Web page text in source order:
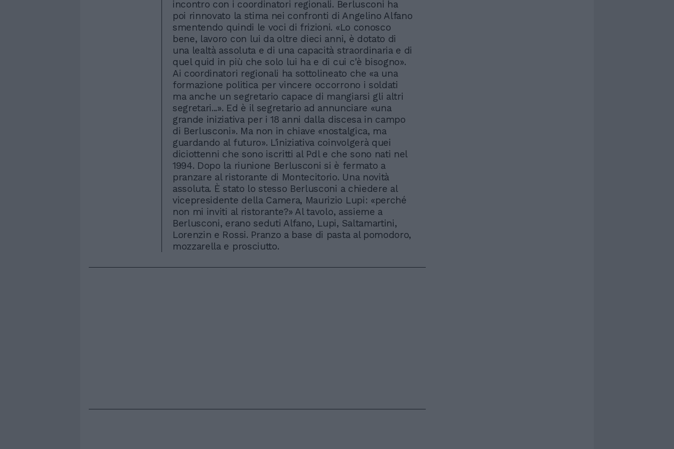
incontro con i coordinatori regionali. Berlusconi ha
poi rinnovato la stima nei confronti di Angelino Alfano
smentendo quindi le voci di frizioni. «Lo conosco
bene, lavoro con lui da oltre dieci anni, è dotato di
una lealtà assoluta e di una capacità straordinaria e di
quel quid in più che solo lui ha e di cui c'è bisogno».
Ai coordinatori regionali ha sottolineato che «a una
formazione politica per vincere occorrono i soldati
ma anche un segretario capace di mangiarsi gli altri
segretari...». Ed è il segretario ad annunciare «una
grande iniziativa per i 18 anni dalla discesa in campo
di Berlusconi». Ma non in chiave «nostalgica, ma
guardando al futuro». L'iniziativa coinvolgerà quei
diciottenni che sono iscritti al Pdl e che sono nati nel
1994. Dopo la riunione Berlusconi si è fermato a
pranzare al ristorante di Montecitorio. Una novità
assoluta. È stato lo stesso Berlusconi a chiedere al
vicepresidente della Camera, Maurizio Lupi: «perché
non mi inviti al ristorante?» Al tavolo, assieme a
Berlusconi, erano seduti Alfano, Lupi, Saltamartini,
Lorenzin e Rossi. Pranzo a base di pasta al pomodoro,
mozzarella e prosciutto.